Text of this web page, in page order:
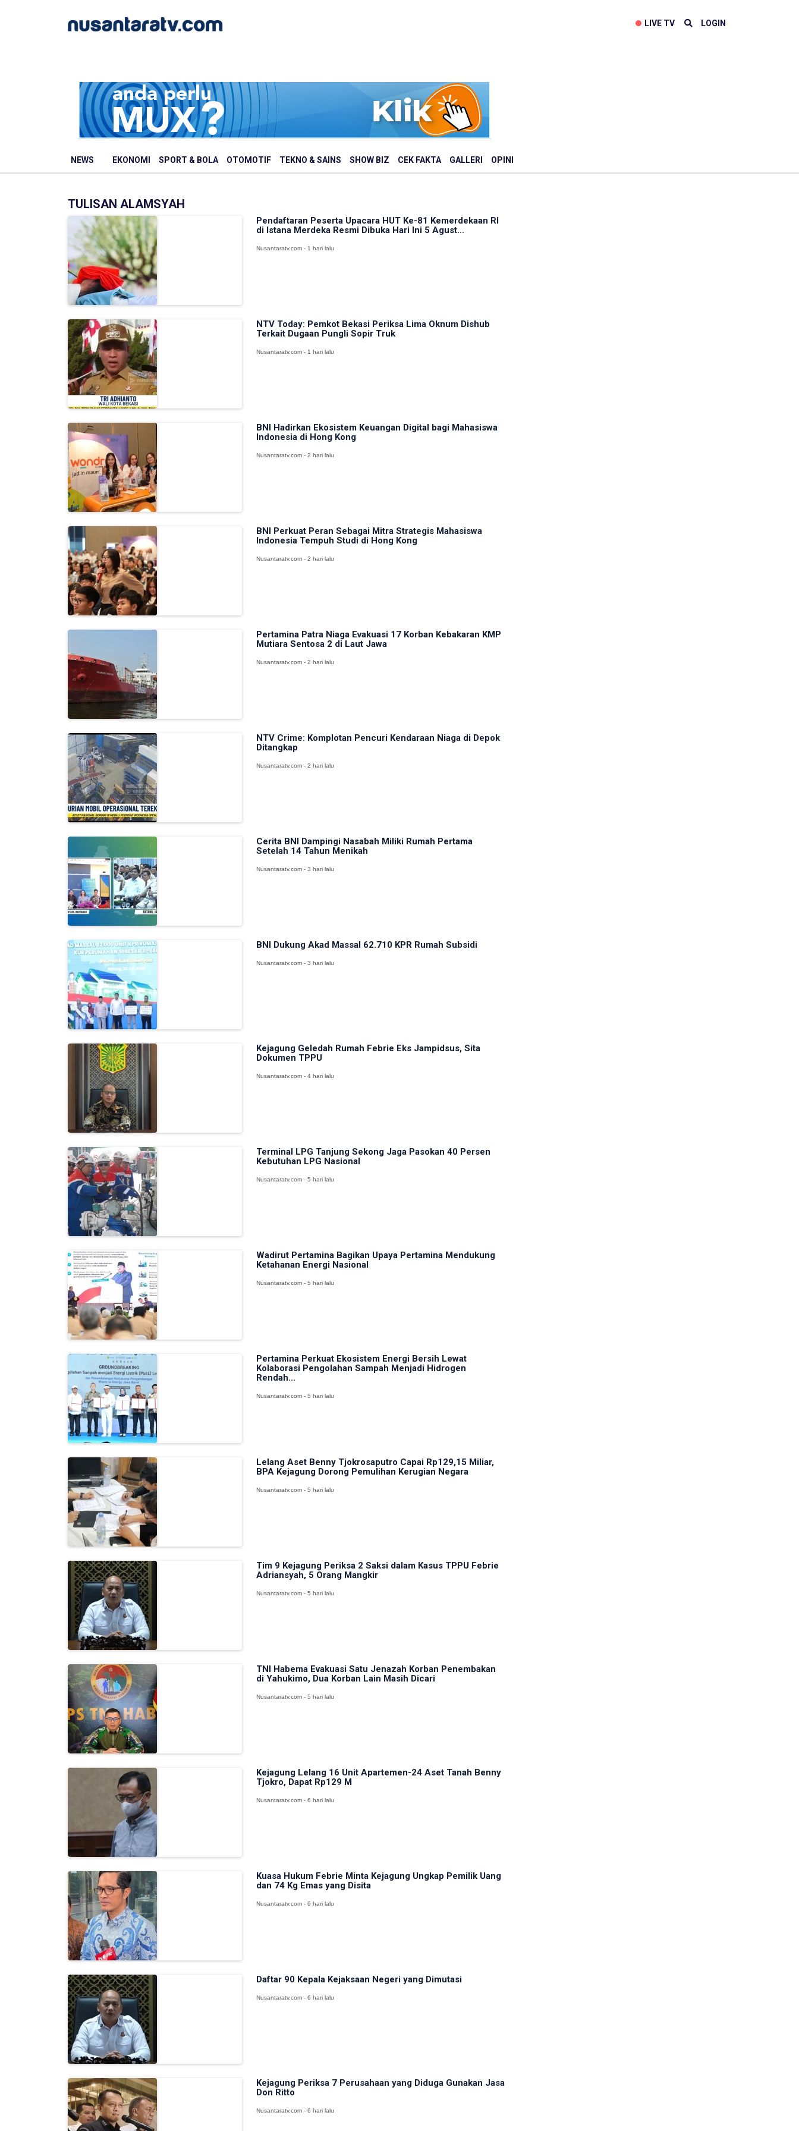
LIVE TV LOGIN
NEWS EKONOMI SPORT & BOLA OTOMOTIF TEKNO & SAINS SHOW BIZ CEK FAKTA GALLERI OPINI
TULISAN ALAMSYAH
Pendaftaran Peserta Upacara HUT Ke-81 Kemerdekaan RI
di Istana Merdeka Resmi Dibuka Hari Ini 5 Agust...
Nusantaratv.com - 1 hari lalu
NTV Today: Pemkot Bekasi Periksa Lima Oknum Dishub
Terkait Dugaan Pungli Sopir Truk
Nusantaratv.com - 1 hari lalu
BNI Hadirkan Ekosistem Keuangan Digital bagi Mahasiswa
Indonesia di Hong Kong
Nusantaratv.com - 2 hari lalu
BNI Perkuat Peran Sebagai Mitra Strategis Mahasiswa
Indonesia Tempuh Studi di Hong Kong
Nusantaratv.com - 2 hari lalu
Pertamina Patra Niaga Evakuasi 17 Korban Kebakaran KMP
Mutiara Sentosa 2 di Laut Jawa
Nusantaratv.com - 2 hari lalu
NTV Crime: Komplotan Pencuri Kendaraan Niaga di Depok
Ditangkap
Nusantaratv.com - 2 hari lalu
Cerita BNI Dampingi Nasabah Miliki Rumah Pertama
Setelah 14 Tahun Menikah
Nusantaratv.com - 3 hari lalu
BNI Dukung Akad Massal 62.710 KPR Rumah Subsidi
Nusantaratv.com - 3 hari lalu
Kejagung Geledah Rumah Febrie Eks Jampidsus, Sita
Dokumen TPPU
Nusantaratv.com - 4 hari lalu
Terminal LPG Tanjung Sekong Jaga Pasokan 40 Persen
Kebutuhan LPG Nasional
Nusantaratv.com - 5 hari lalu
Wadirut Pertamina Bagikan Upaya Pertamina Mendukung
Ketahanan Energi Nasional
Nusantaratv.com - 5 hari lalu
Pertamina Perkuat Ekosistem Energi Bersih Lewat
Kolaborasi Pengolahan Sampah Menjadi Hidrogen
Rendah...
Nusantaratv.com - 5 hari lalu
Lelang Aset Benny Tjokrosaputro Capai Rp129,15 Miliar,
BPA Kejagung Dorong Pemulihan Kerugian Negara
Nusantaratv.com - 5 hari lalu
Tim 9 Kejagung Periksa 2 Saksi dalam Kasus TPPU Febrie
Adriansyah, 5 Orang Mangkir
Nusantaratv.com - 5 hari lalu
TNI Habema Evakuasi Satu Jenazah Korban Penembakan
di Yahukimo, Dua Korban Lain Masih Dicari
Nusantaratv.com - 5 hari lalu
Kejagung Lelang 16 Unit Apartemen-24 Aset Tanah Benny
Tjokro, Dapat Rp129 M
Nusantaratv.com - 6 hari lalu
Kuasa Hukum Febrie Minta Kejagung Ungkap Pemilik Uang
dan 74 Kg Emas yang Disita
Nusantaratv.com - 6 hari lalu
Daftar 90 Kepala Kejaksaan Negeri yang Dimutasi
Nusantaratv.com - 6 hari lalu
Kejagung Periksa 7 Perusahaan yang Diduga Gunakan Jasa
Don Ritto
Nusantaratv.com - 6 hari lalu